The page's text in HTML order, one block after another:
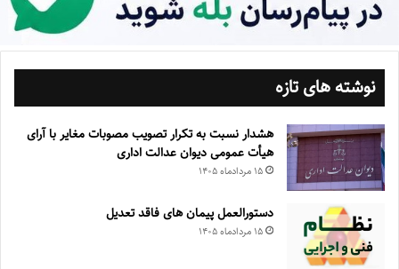
نوشته های تازه
هشدار نسبت به تکرار تصویب مصوبات مغایر با آرای
هیأت عمومی دیوان عدالت اداری
۱۵ مرداد‌ماه ۱۴۰۵
دستورالعمل پیمان های فاقد تعدیل
۱۵ مرداد‌ماه ۱۴۰۵